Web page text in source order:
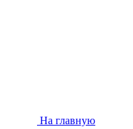
На главную